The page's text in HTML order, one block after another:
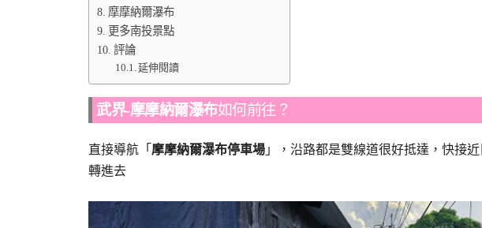
摩摩納爾瀑布
更多南投景點
評論
延伸閱讀
武界-摩摩納爾瀑布如何前往？
直接導航「 摩摩納爾瀑布停車場 」，沿路都是雙線道很好抵達，快接
轉進去